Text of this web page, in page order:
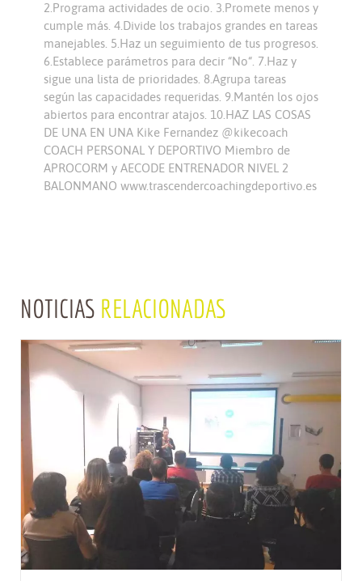
2.Programa actividades de ocio. 3.Promete menos y
cumple más. 4.Divide los trabajos grandes en tareas
manejables. 5.Haz un seguimiento de tus progresos.
6.Establece parámetros para decir “No“. 7.Haz y
sigue una lista de prioridades. 8.Agrupa tareas
según las capacidades requeridas. 9.Mantén los ojos
abiertos para encontrar atajos. 10.HAZ LAS COSAS
DE UNA EN UNA Kike Fernandez @kikecoach
COACH PERSONAL Y DEPORTIVO Miembro de
APROCORM y AECODE ENTRENADOR NIVEL 2
BALONMANO www.trascendercoachingdeportivo.es
NOTICIAS RELACIONADAS